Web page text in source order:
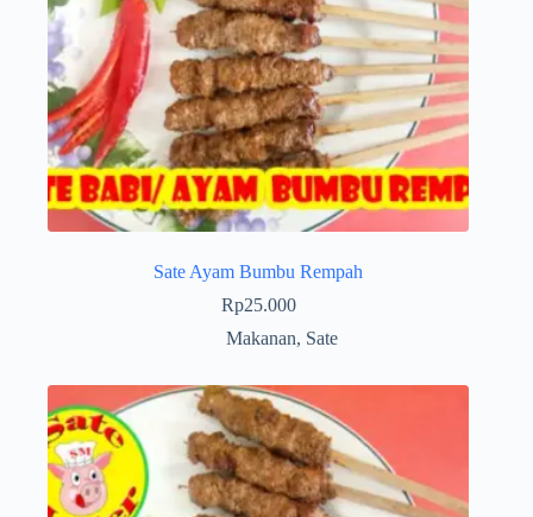
Sate Ayam Bumbu Rempah
Rp25.000
Makanan, Sate